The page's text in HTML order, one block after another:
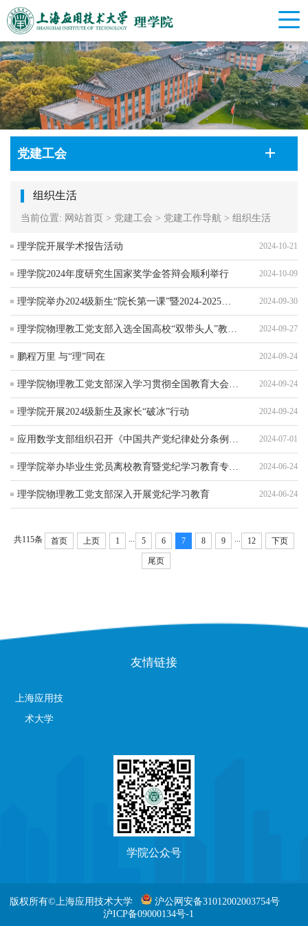
党建工会
组织生活
当前位置: 网站首页 > 党建工会 > 党建工作导航 > 组织生活
理学院开展学术报告活动 2024-10-21
理学院2024年度研究生国家奖学金答辩会顺利举行 2024-10-09
理学院举办2024级新生“院长第一课”暨2024-2025学年导师双选推介会 2024-09-30
理学院物理教工党支部入选全国高校“双带头人”教师党支部书记 “强国行”专项行动团队 2024-09-27
鹏程万里 与“理”同在 2024-09-24
理学院物理教工党支部深入学习贯彻全国教育大会精神 2024-09-24
理学院开展2024级新生及家长“破冰”行动 2024-09-24
应用数学支部组织召开《中国共产党纪律处分条例》专题学习研讨会议 2024-07-01
理学院举办毕业生党员离校教育暨党纪学习教育专题党课 2024-06-24
理学院物理教工党支部深入开展党纪学习教育 2024-06-24
共115条 首页 上页 1 5 6 7 8 9 12 下页
尾页
友情链接
上海应用技
术大学
学院公众号
版权所有©上海应用技术大学
沪公网安备31012002003754号
沪ICP备09000134号-1